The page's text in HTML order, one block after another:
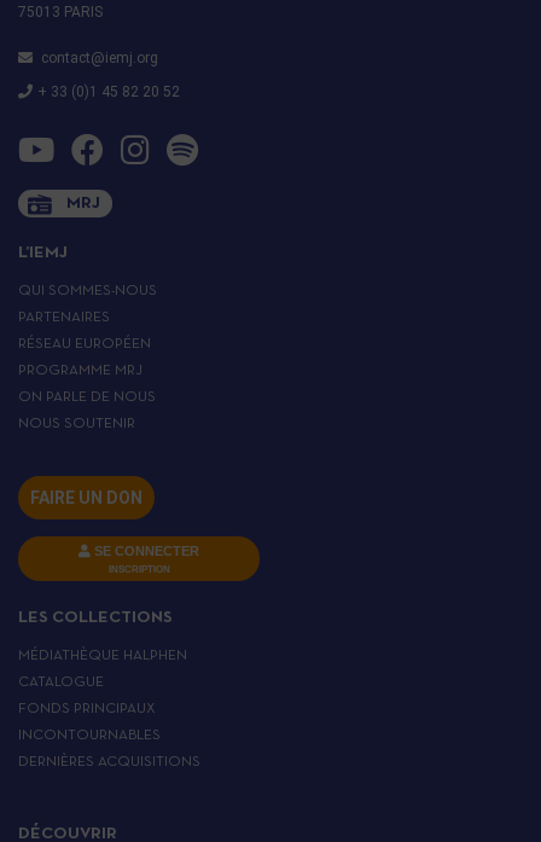
75013 PARIS
contact@iemj.org
+ 33 (0)1 45 82 20 52
MRJ
L’IEMJ
QUI SOMMES-NOUS
PARTENAIRES
RÉSEAU EUROPÉEN
PROGRAMME MRJ
ON PARLE DE NOUS
NOUS SOUTENIR
FAIRE UN DON
SE CONNECTER
INSCRIPTION
LES COLLECTIONS
MÉDIATHÈQUE HALPHEN
CATALOGUE
FONDS PRINCIPAUX
INCONTOURNABLES
DERNIÈRES ACQUISITIONS
DÉCOUVRIR